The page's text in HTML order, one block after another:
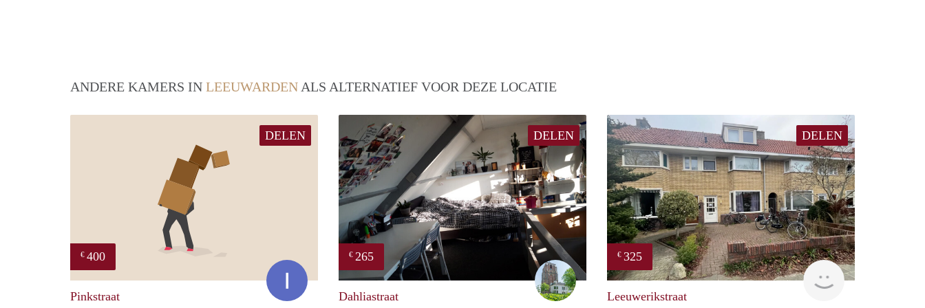
ANDERE KAMERS IN LEEUWARDEN ALS ALTERNATIEF VOOR DEZE LOCATIE
DELEN
€ 400
Pinkstraat
DELEN
€ 265
Woning/kamer te huur
Dahliastraat
DELEN
€ 325
Reinier
Leeuwerikstraat